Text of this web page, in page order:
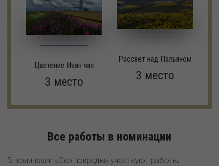
Цветение Иван чая
3 место
Рассвет над Пальяном
3 место
Все работы в номинации
В номинации «Око природы» участвуют работы,